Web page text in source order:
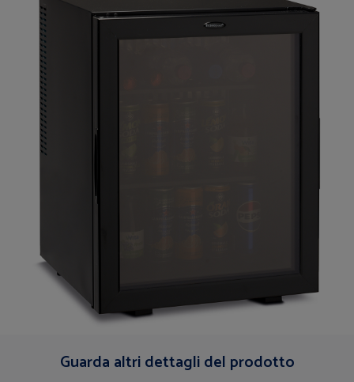
Guarda altri dettagli del prodotto